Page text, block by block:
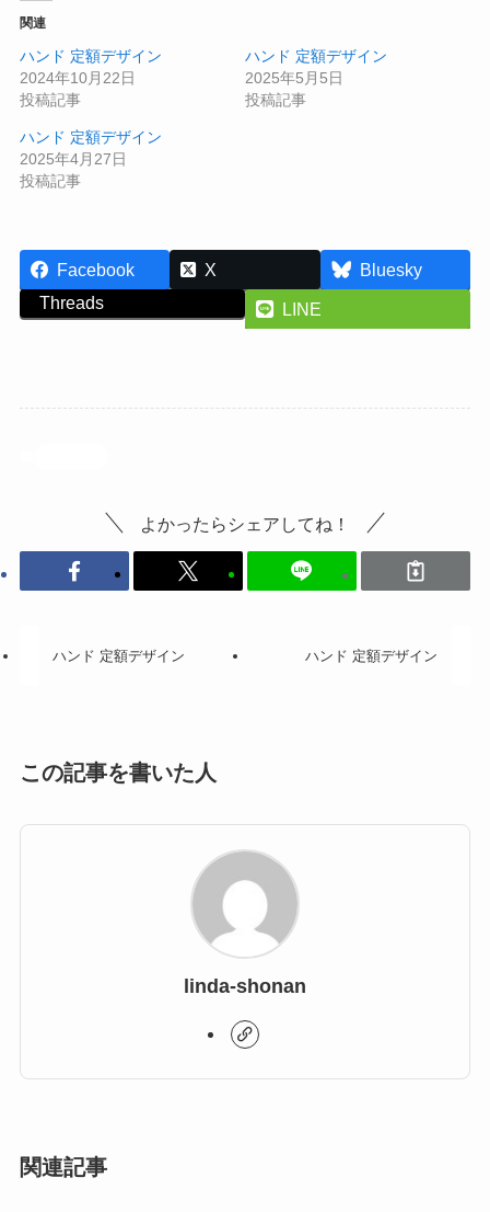
関連
ハンド 定額デザイン
2024年10月22日
投稿記事
ハンド 定額デザイン
2025年5月5日
投稿記事
ハンド 定額デザイン
2025年4月27日
投稿記事
Facebook X
Bluesky
Threads
LINE
よかったらシェアしてね！
ハンド 定額デザイン ハンド 定額デザイン
この記事を書いた人
linda-shonan
関連記事